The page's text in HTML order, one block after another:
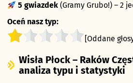
5 gwiazdek (Gramy Grubo!) – 2
Oceń nasz typ:
[Oddane
Wisła Płock – Raków
analiza typu i statystyki